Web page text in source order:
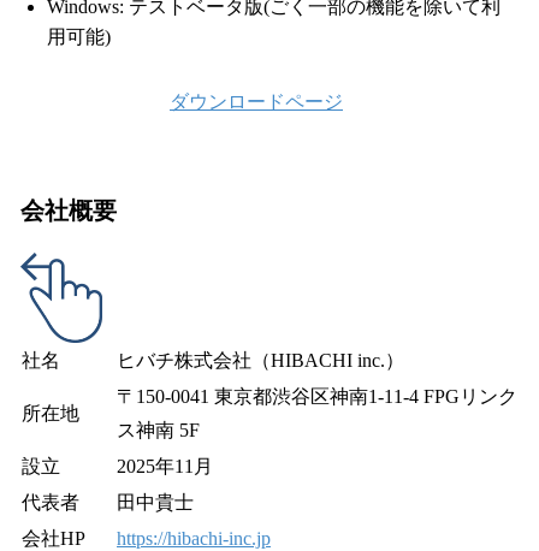
Windows: テストベータ版(ごく一部の機能を除いて利
用可能)
ダウンロードページ
会社概要
社名 ヒバチ株式会社（HIBACHI inc.）
所在地
〒150-0041 東京都渋谷区神南1-11-4 FPGリンク
ス神南 5F
設立
2025年11月
代表者
田中貴士
会社HP
https://hibachi-inc.jp